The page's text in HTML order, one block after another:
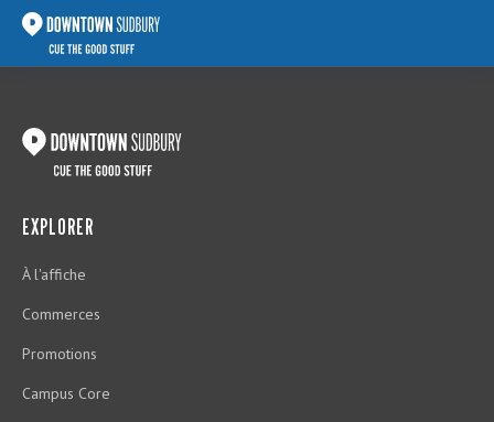
EXPLORER
À l'affiche
Commerces
Promotions
Campus Core